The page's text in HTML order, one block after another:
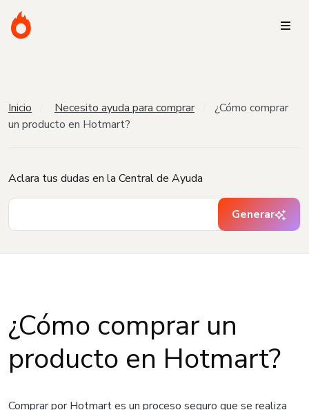
Inicio Necesito ayuda para comprar
¿Cómo comprar
un producto en Hotmart?
Aclara tus dudas en la Central de Ayuda
Generar
¿Cómo comprar un
producto en Hotmart?
Comprar por Hotmart es un proceso seguro que se realiza